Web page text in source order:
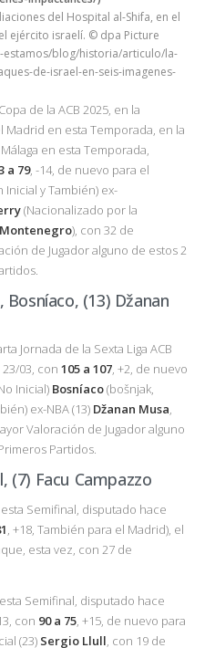
del Hospital al-Shifa, en el
ejército israelí. © dpa Picture
estamos/blog/historia/articulo/la-
de-israel-en-seis-imagenes-
de la ACB 2025, en la
Madrid en esta Temporada, en la
en esta Temporada,
a 79, -14, de nuevo para el
Inicial y También) ex-
(Nacionalizado por la
Montenegro), con 32 de
de Jugador alguno de estos 2
(13) Džanan
Jornada de la Sexta Liga ACB
03, con 105 a 107, +2, de nuevo
Inicial) Bosníaco(bošnjak,
ex-NBA (13) Džanan Musa,
Valoración de Jugador alguno
Partidos.
(7) Facu Campazzo
Semifinal, disputado hace
, +18, También para el Madrid), el
esta vez, con 27 de
Semifinal, disputado hace
con 90 a 75, +15, de nuevo para
(23) Sergio Llull, con 19 de